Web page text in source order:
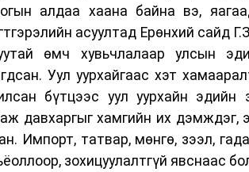
алдаа хаана байна вэ,
асуултад Ерөнхий сайд
өмч хувьчлалаар улсын
Уул уурхайгаас хэт
бүтцээс уул уурхайн
давхаргыг хамгийн их дэмждэг,
Импорт, татвар, мөнгө, зээл,
зохицуулалтгүй явснаас